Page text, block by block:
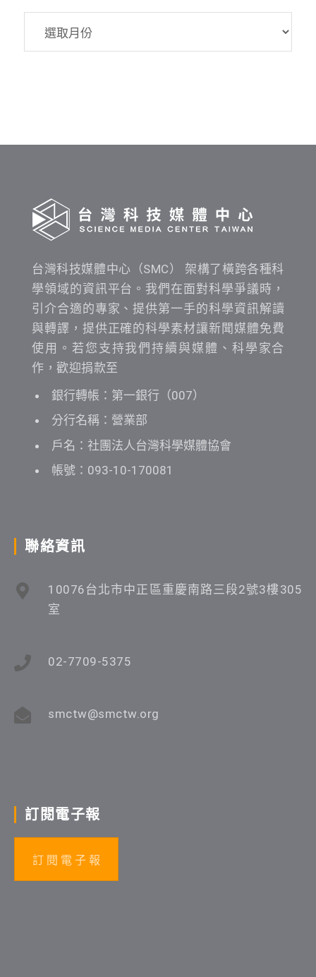
台灣科技媒體中心（SMC） 架構了橫跨各種科
學領域的資訊平台。我們在面對科學爭議時，
引介合適的專家、提供第一手的科學資訊解讀
與轉譯，提供正確的科學素材讓新聞媒體免費
使用。若您支持我們持續與媒體、科學家合
作，歡迎捐款至
銀行轉帳：第一銀行（007）
分行名稱：營業部
戶名：社團法人台灣科學媒體協會
帳號：093-10-170081
聯絡資訊
10076台北市中正區重慶南路三段2號3樓305
室
02-7709-5375
smctw@smctw.org
訂閱電子報
訂 閱 電 子 報